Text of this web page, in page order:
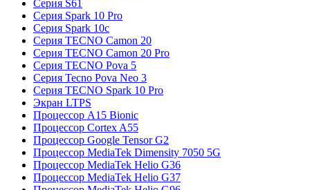
Серия S61
Серия Spark 10 Pro
Серия Spark 10c
Серия TECNO Camon 20
Серия TECNO Camon 20 Pro
Серия TECNO Pova 5
Серия Tecno Pova Neo 3
Серия TECNO Spark 10 Pro
Экран LTPS
Процессор A15 Bionic
Процессор Cortex A55
Процессор Google Tensor G2
Процессор MediaTek Dimensity 7050 5G
Процессор MediaTek Helio G36
Процессор MediaTek Helio G37